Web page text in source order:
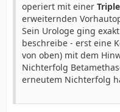
operiert mit einer
erweiternden
Sein Urologe ging
beschreibe - erst eine
von oben) mit dem
Nichterfolg
erneutem Nichterfolg